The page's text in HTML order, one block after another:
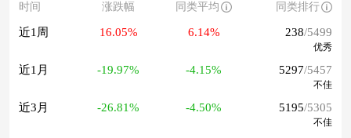
时间 涨跌幅 同类平均 同类排行
近1周 16.05% 6.14% 238/5499
优秀
近1月 -19.97% -4.15% 5297/5457
不佳
近3月 -26.81% -4.50% 5195/5305
不佳